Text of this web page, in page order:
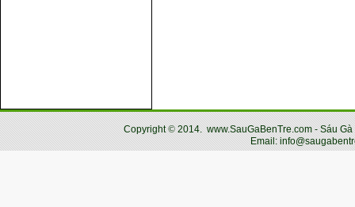
Copyright© 2014. www.SauGaBenTre.com - Sáu
Email: